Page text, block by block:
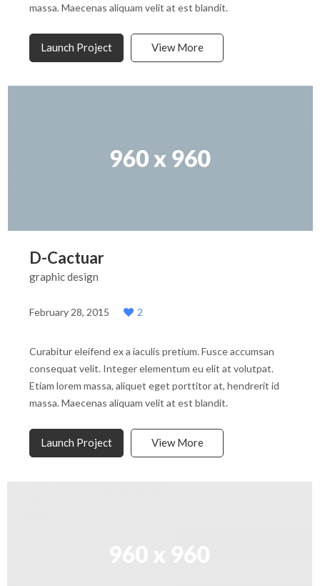
massa. Maecenas aliquam velit at est blandit.
Launch Project View More
D-Cactuar
graphic design
February 28, 2015 2
Curabitur eleifend ex a iaculis pretium. Fusce accumsan
consequat velit. Integer elementum eu elit at volutpat.
Etiam lorem massa, aliquet eget porttitor at, hendrerit id
massa. Maecenas aliquam velit at est blandit.
Launch Project View More